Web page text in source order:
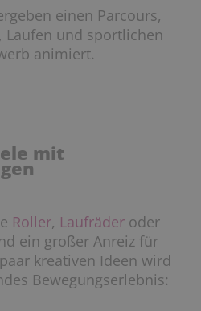
einen Parcours,
Laufen und sportlichen
animiert.
mit
Roller, Laufräder oder
ein großer Anreiz für
kreativen Ideen wird
Bewegungserlebnis: